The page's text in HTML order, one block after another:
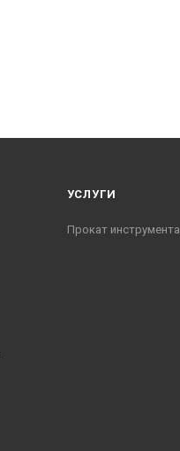
УСЛУГИ
Прокат инструмента